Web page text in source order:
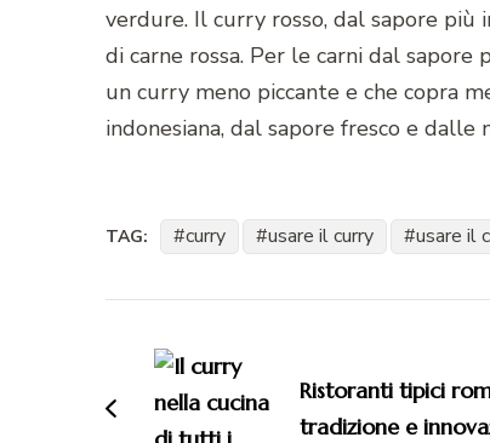
verdure. Il curry rosso, dal sapore più
di carne rossa. Per le carni dal sapore
un curry meno piccante e che copra
indonesiana, dal sapore fresco e dalle
TAG: curry usare il curry usare il
articoli
Ristoranti tipici
tradizione e